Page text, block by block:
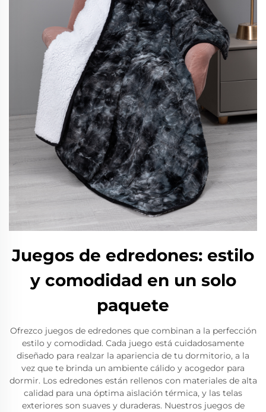
Juegos de edredones: estilo
y comodidad en un solo
paquete
Ofrezco juegos de edredones que combinan a la perfección
estilo y comodidad. Cada juego está cuidadosamente
diseñado para realzar la apariencia de tu dormitorio, a la
vez que te brinda un ambiente cálido y acogedor para
dormir. Los edredones están rellenos con materiales de alta
calidad para una óptima aislación térmica, y las telas
exteriores son suaves y duraderas. Nuestros juegos de